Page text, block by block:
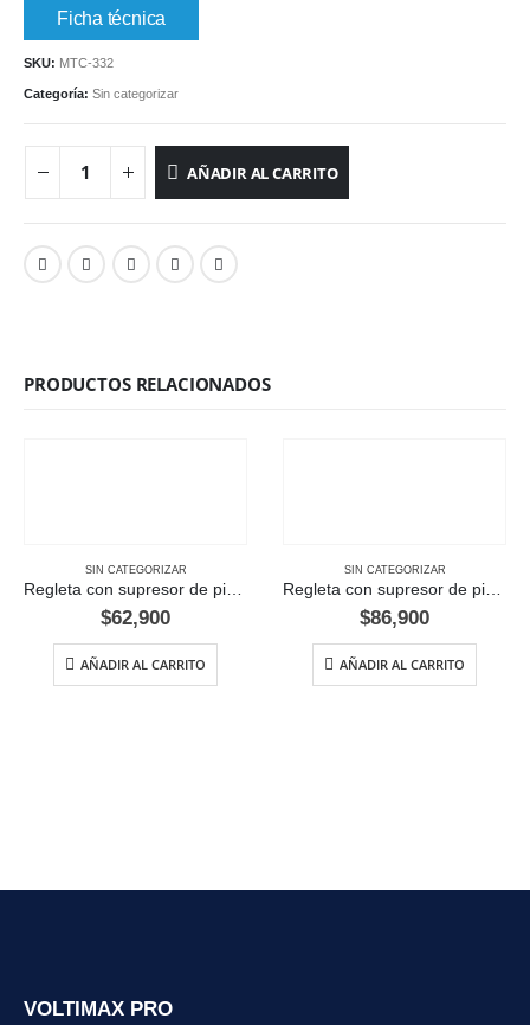
Ficha técnica
SKU: MTC-332
Categoría: Sin categorizar
AÑADIR AL CARRITO
PRODUCTOS RELACIONADOS
SIN CATEGORIZAR
Regleta con supresor de picos, 6 salidas 3 metros
$62,900
AÑADIR AL CARRITO
SIN CATEGORIZAR
Regleta con supresor de picos, 6 salidas 5 metros
$86,900
AÑADIR AL CARRITO
VOLTIMAX PRO